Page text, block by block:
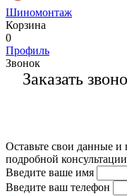
Шиномонтаж
Корзина
0
Профиль
Звонок
Заказать
Оставьте свои данные
подробной
Введите ваше имя
Введите ваш телефон